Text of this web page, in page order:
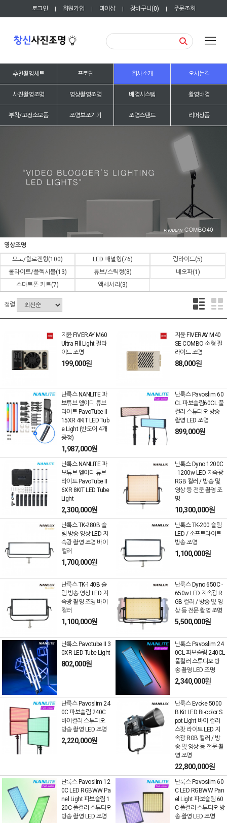
로그인 | 회원가입 | 마이샵 | 장바구니(0) | 주문조회
추천촬영세트 프로딘 회사소개 오시는길
사진촬영조명 영상촬영조명 배경시스템 촬영배경
부착/고정소모품 조명보조기기 조명스탠드 리퍼상품
영상조명
모노/할로겐형(100) LED 패널형(76) 링라이트(5)
롤라이트/플렉시블(13) 튜브/스틱형(8) 네오파(1)
스마트폰 키트(7) 액세서리 (3)
정렬
지윤 FIVERAY M60
Ultra Fill Light 필라
이트 조명
199,000원
지윤 FIVERAY M40
SE COMBO 소형 필
라이트 조명
88,000원
난룩스 NANLITE 파
보튜브 엘이디 튜브
라이트 PavoTube II
15XR 4KIT LED Tub
e Light (반도어 4개
증정)
1,987,000원
난룩스 Pavoslim 60
CL 파보슬림60CL 풀
컬러 스튜디오 방송
촬영 LED 조명
899,000원
난룩스 NANLITE 파
보튜브 엘이디 튜브
라이트 PavoTube II
6XR 8KIT LED Tube
Light
2,300,000원
난룩스 Dyno 1200C
- 1200w LED 지속광
RGB 컬러 / 방송 및
영상 등 전문 촬영 조
명
10,300,000원
난룩스 TK-280B 슬
림 방송 영상 LED 지
속광 촬영 조명 바이
컬러
1,700,000원
난룩스 TK-200 슬림
LED / 소프트라이트
방송 조명
1,100,000원
난룩스 TK-140B 슬
림 방송 영상 LED 지
속광 촬영 조명 바이
컬러
1,100,000원
난룩스 Dyno 650C -
650w LED 지속광 R
GB 컬러 / 방송 및 영
상 등 전문 촬영 조명
5,500,000원
난룩스 Pavotube II 3
0XR LED Tube Light
802,000원
난룩스 Pavoslim 24
0CL 파보슬림 240CL
풀컬러 스튜디오 방
송 촬영 LED 조명
2,340,000원
난룩스 Pavoslim 24
0C 파보슬림 240C
바이컬러 스튜디오
방송 촬영 LED 조명
2,220,000원
난룩스 Evoke 5000
B Kit LED Bi-color S
pot Light 바이 컬러
스팟 라이트 LED 지
속광 RGB 컬러 / 방
송 및 영상 등 전문 촬
영 조명
22,800,000원
난룩스 Pavoslim 12
0C LED RGBWW Pa
nel Light 파보슬림 1
20C 풀컬러 스튜디오
방송 촬영 LED 조명
난룩스 Pavoslim 60
C LED RGBWW Pan
el Light 파보슬림 60
C 풀컬러 스튜디오 방
송 촬영 LED 조명